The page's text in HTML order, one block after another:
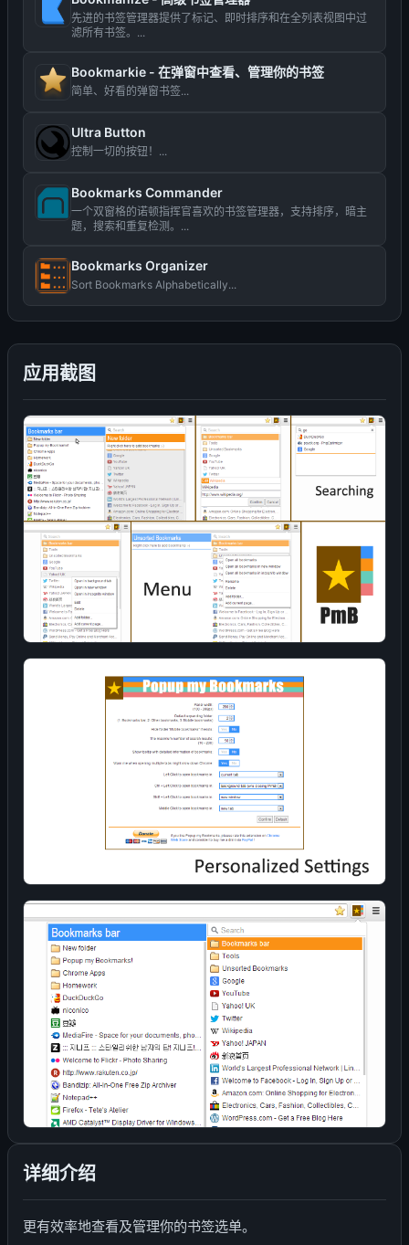
应用截图
详细介绍
更有效率地查看及管理你的书签选单。
先进的书签管理器提供了标记、即时排序和在全列表视图中过
滤所有书签。...
Bookmarkie - 在弹窗中查看、管理你的书签
简单、好看的弹窗书签...
Ultra Button
控制一切的按钮！...
Bookmarks Commander
一个双窗格的诺顿指挥官喜欢的书签管理器，支持排序，暗主
题，搜索和重复检测。...
Bookmarks Organizer
Sort Bookmarks Alphabetically...